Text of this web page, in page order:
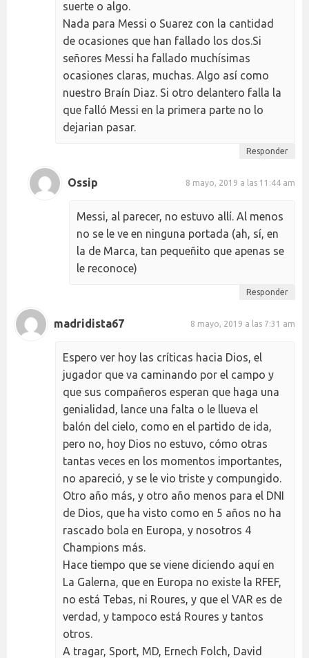
suerte o algo.
Nada para Messi o Suarez con la cantidad
de ocasiones que han fallado los dos.Si
señores Messi ha fallado muchísimas
ocasiones claras, muchas. Algo así como
nuestro Braín Diaz. Si otro delantero falla la
que falló Messi en la primera parte no lo
dejarian pasar.
Responder
Ossip 8 mayo, 2019 a las 11:44 am
Messi, al parecer, no estuvo allí. Al menos
no se le ve en ninguna portada (ah, sí, en
la de Marca, tan pequeñito que apenas se
le reconoce)
Responder
madridista67 8 mayo, 2019 a las 7:31 am
Espero ver hoy las críticas hacia Dios, el
jugador que va caminando por el campo y
que sus compañeros esperan que haga una
genialidad, lance una falta o le llueva el
balón del cielo, como en el partido de ida,
pero no, hoy Dios no estuvo, cómo otras
tantas veces en los momentos importantes,
no apareció, y se le vio triste y compungido.
Otro año más, y otro año menos para el DNI
de Dios, que ha visto como en 5 años no ha
rascado bola en Europa, y nosotros 4
Champions más.
Hace tiempo que se viene diciendo aquí en
La Galerna, que en Europa no existe la RFEF,
no está Tebas, ni Roures, y que el VAR es de
verdad, y tampoco está Roures y tantos
otros.
A tragar, Sport, MD, Ernech Folch, David